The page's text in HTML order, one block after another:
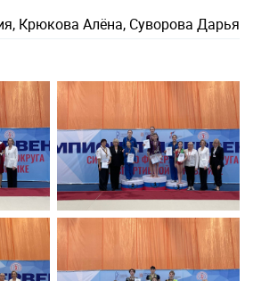
Крюкова Алёна, Суворова Дарья/